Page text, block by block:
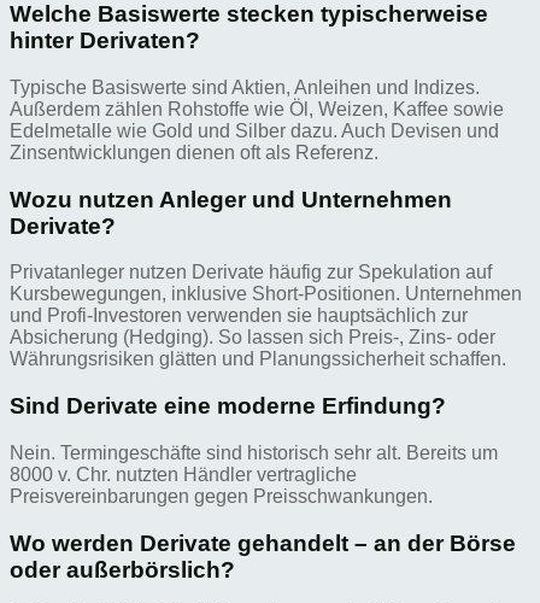
Welche Basiswerte stecken typischerweise
hinter Derivaten?
Typische Basiswerte sind Aktien, Anleihen und Indizes.
Außerdem zählen Rohstoffe wie Öl, Weizen, Kaffee sowie
Edelmetalle wie Gold und Silber dazu. Auch Devisen und
Zinsentwicklungen dienen oft als Referenz.
Wozu nutzen Anleger und Unternehmen
Derivate?
Privatanleger nutzen Derivate häufig zur Spekulation auf
Kursbewegungen, inklusive Short-Positionen. Unternehmen
und Profi-Investoren verwenden sie hauptsächlich zur
Absicherung (Hedging). So lassen sich Preis-, Zins- oder
Währungsrisiken glätten und Planungssicherheit schaffen.
Sind Derivate eine moderne Erfindung?
Nein. Termingeschäfte sind historisch sehr alt. Bereits um
8000 v. Chr. nutzten Händler vertragliche
Preisvereinbarungen gegen Preisschwankungen.
Wo werden Derivate gehandelt – an der Börse
oder außerbörslich?